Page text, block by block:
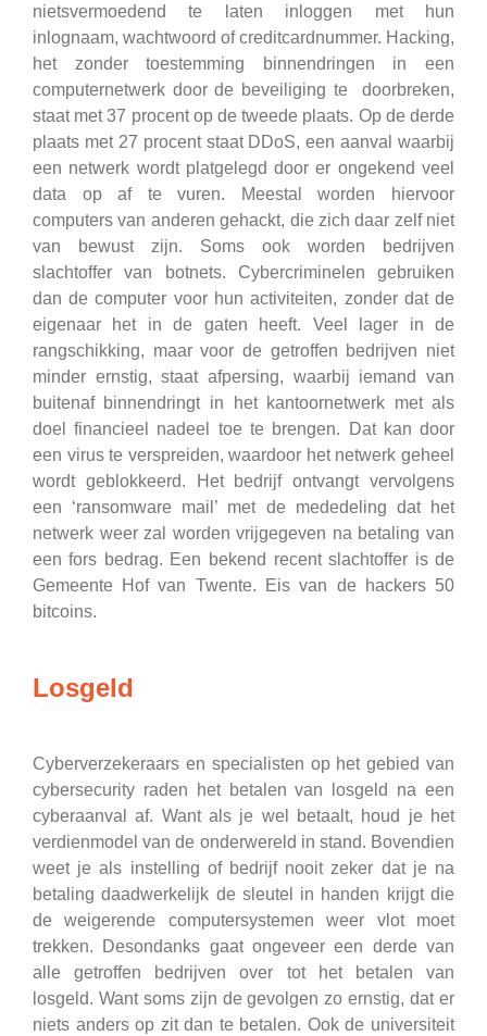
nietsvermoedend te laten inloggen met hun
inlognaam, wachtwoord of creditcardnummer. Hacking,
het zonder toestemming binnendringen in een
computernetwerk door de beveiliging te doorbreken,
staat met 37 procent op de tweede plaats. Op de derde
plaats met 27 procent staat DDoS, een aanval waarbij
een netwerk wordt platgelegd door er ongekend veel
data op af te vuren. Meestal worden hiervoor
computers van anderen gehackt, die zich daar zelf niet
van bewust zijn. Soms ook worden bedrijven
slachtoffer van botnets. Cybercriminelen gebruiken
dan de computer voor hun activiteiten, zonder dat de
eigenaar het in de gaten heeft. Veel lager in de
rangschikking, maar voor de getroffen bedrijven niet
minder ernstig, staat afpersing, waarbij iemand van
buitenaf binnendringt in het kantoornetwerk met als
doel financieel nadeel toe te brengen. Dat kan door
een virus te verspreiden, waardoor het netwerk geheel
wordt geblokkeerd. Het bedrijf ontvangt vervolgens
een ‘ransomware mail’ met de mededeling dat het
netwerk weer zal worden vrijgegeven na betaling van
een fors bedrag. Een bekend recent slachtoffer is de
Gemeente Hof van Twente. Eis van de hackers 50
bitcoins.
Losgeld
Cyberverzekeraars en specialisten op het gebied van
cybersecurity raden het betalen van losgeld na een
cyberaanval af. Want als je wel betaalt, houd je het
verdienmodel van de onderwereld in stand. Bovendien
weet je als instelling of bedrijf nooit zeker dat je na
betaling daadwerkelijk de sleutel in handen krijgt die
de weigerende computersystemen weer vlot moet
trekken. Desondanks gaat ongeveer een derde van
alle getroffen bedrijven over tot het betalen van
losgeld. Want soms zijn de gevolgen zo ernstig, dat er
niets anders op zit dan te betalen. Ook de universiteit